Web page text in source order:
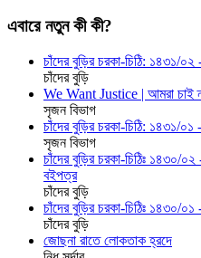
এবারে নতুন কী কী?
চাঁদের বুড়ির চরকা-চিঠি: ১৪৩১/০২
চাঁদের বুড়ি
We Want Justice | আমরা চাই
সৃজন বিভাগ
চাঁদের বুড়ির চরকা-চিঠি: ১৪৩১/
সৃজন বিভাগ
চাঁদের বুড়ির চরকা-চিঠিঃ ১৪৩০/
বইপত্র
চাঁদের বুড়ি
চাঁদের বুড়ির চরকা-চিঠিঃ ১৪৩০/
চাঁদের বুড়ি
জোছনা রাতে লোকতাক হ্রদে